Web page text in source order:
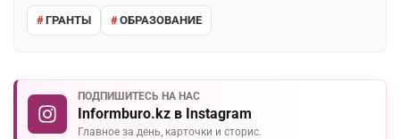
ГРАНТЫ ОБРАЗОВАНИЕ
ПОДПИШИТЕСЬ НА НАС
Informburo.kz в Instagram
Главное за день, карточки и сторис.